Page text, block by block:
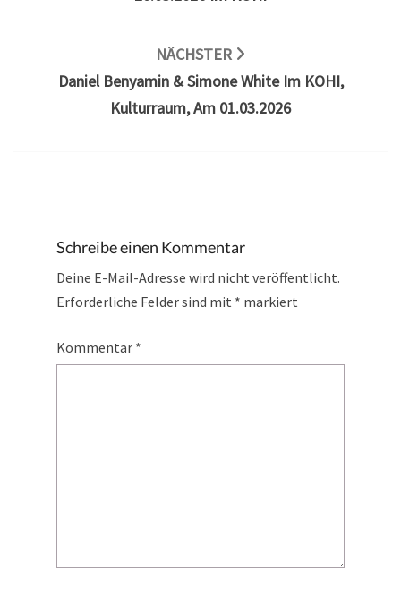
NÄCHSTER
Daniel Benyamin & Simone White Im KOHI,
Kulturraum, Am 01.03.2026
Schreibe einen Kommentar
Deine E-Mail-Adresse wird nicht veröffentlicht.
Erforderliche Felder sind mit * markiert
Kommentar *